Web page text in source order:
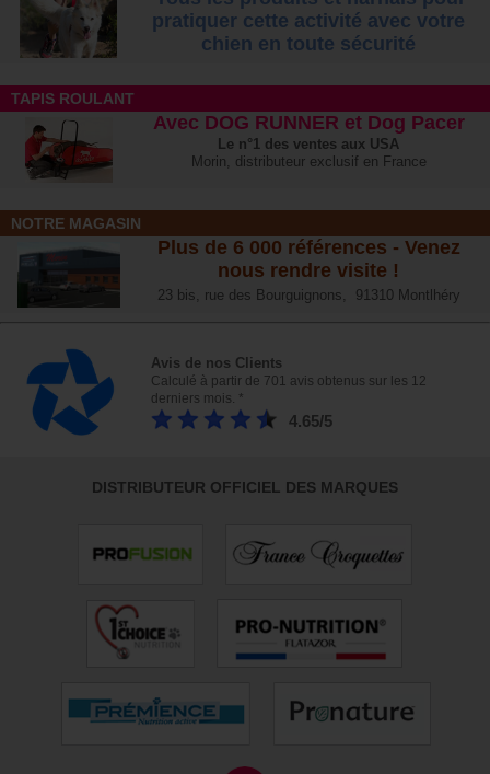
pratiquer cette activité avec votre
chien en toute sécurité
TAPIS ROULANT
Avec DOG RUNNER et Dog Pacer
Le n°1 des ventes aux USA
Morin, distributeur exclusif en France
NOTRE MAGASIN
Plus de 6 000 références - Venez
nous rendre visite !
23 bis, rue des Bourguignons, 91310 Montlhéry
Avis de nos Clients
Calculé à partir de 701 avis obtenus sur les 12
derniers mois. *
4.65/5
DISTRIBUTEUR OFFICIEL DES MARQUES